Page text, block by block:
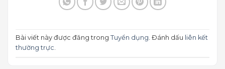
Bài viết này được đăng trong Tuyển dụng . Đánh dấu liên kết
thường trực